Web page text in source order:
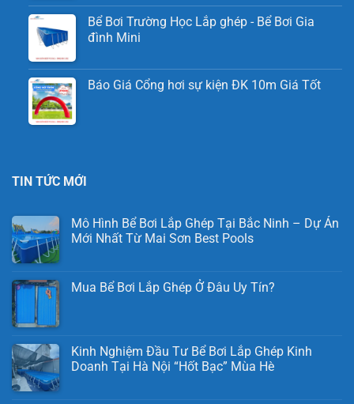
Bể Bơi Trường Học Lắp ghép - Bể Bơi Gia
đình Mini
Báo Giá Cổng hơi sự kiện ĐK 10m Giá Tốt
TIN TỨC MỚI
Mô Hình Bể Bơi Lắp Ghép Tại Bắc Ninh – Dự Án
Mới Nhất Từ Mai Sơn Best Pools
Mua Bể Bơi Lắp Ghép Ở Đâu Uy Tín?
Kinh Nghiệm Đầu Tư Bể Bơi Lắp Ghép Kinh
Doanh Tại Hà Nội “Hốt Bạc” Mùa Hè